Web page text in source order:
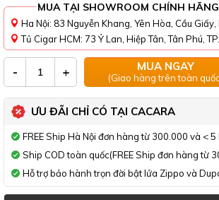
MUA TẠI SHOWROOM CHÍNH HÃNG
Ha Nội: 83 Nguyễn Khang, Yên Hòa, Cầu Giấy,
Tủ Cigar HCM: 73 Ỷ Lan, Hiệp Tân, Tân Phú,
- + MUA NGAY
(Giao hàng trên toàn
ƯU ĐÃI CHỈ CÓ TẠI CACARA
FREE Ship Hà Nội đơn hàng từ 300.000 và < 5
Ship COD toàn quốc(FREE Ship đơn hàng từ
Hỗ trợ bảo hành trọn đời bật lửa Zippo và